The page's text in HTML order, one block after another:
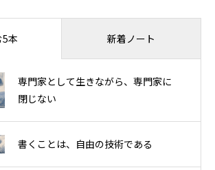
5本 新着ノート
専門家として生きながら、専門家に
閉じない
書くことは、自由の技術である